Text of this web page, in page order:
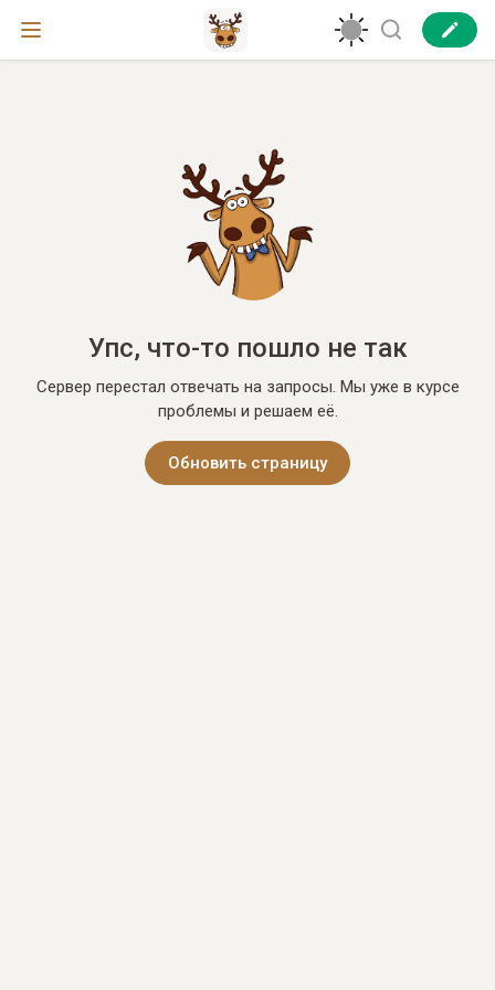
Упс, что-то пошло не так
Сервер перестал отвечать на запросы. Мы уже в курсе
проблемы и решаем её.
Обновить страницу